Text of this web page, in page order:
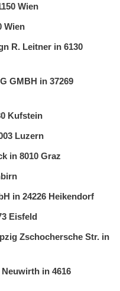
Wien
Wien
R. Leitner in 6130
GMBH in 37269
Kufstein
Luzern
in 8010 Graz
in 24226 Heikendorf
Eisfeld
Zschochersche Str. in
in 4616